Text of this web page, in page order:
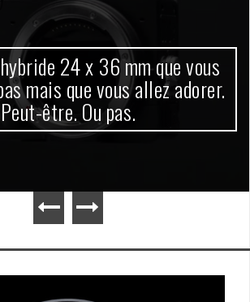
24 x 36 mm que vous
mais que vous allez adorer.
Peut-être. Ou pas.